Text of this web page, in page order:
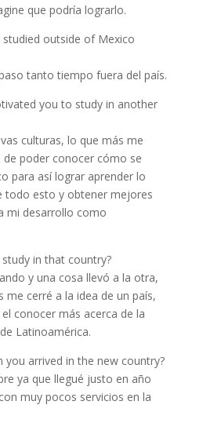
que podría lograrlo.
outside of Mexico
tanto tiempo fuera del país.
you to study in another
culturas, lo que más me
poder conocer cómo se
para así lograr aprender lo
todo esto y obtener mejores
mi desarrollo como
in that country?
y una cosa llevó a la otra,
me cerré a la idea de un país,
conocer más acerca de la
Latinoamérica.
you arrived in the new country?
ya que llegué justo en año
muy pocos servicios en la